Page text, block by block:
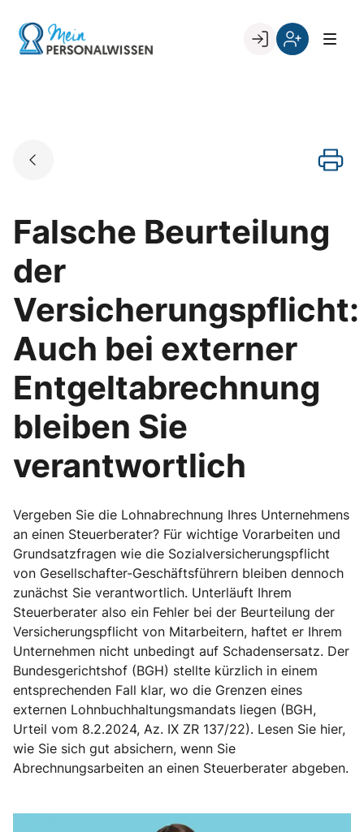
content
Go to landing page.
Falsche Beurteilung
der
Versicherungspflicht:
Auch bei externer
Entgeltabrechnung
bleiben Sie
verantwortlich
Vergeben Sie die Lohnabrechnung Ihres Unternehmens
an einen Steuerberater? Für wichtige Vorarbeiten und
Grundsatzfragen wie die Sozialversicherungspflicht
von Gesellschafter-Geschäftsführern bleiben dennoch
zunächst Sie verantwortlich. Unterläuft Ihrem
Steuerberater also ein Fehler bei der Beurteilung der
Versicherungspflicht von Mitarbeitern, haftet er Ihrem
Unternehmen nicht unbedingt auf Schadensersatz. Der
Bundesgerichtshof (BGH) stellte kürzlich in einem
entsprechenden Fall klar, wo die Grenzen eines
externen Lohnbuchhaltungsmandats liegen (BGH,
Urteil vom 8.2.2024, Az. IX ZR 137/22). Lesen Sie hier,
wie Sie sich gut absichern, wenn Sie
Abrechnungsarbeiten an einen Steuerberater abgeben.